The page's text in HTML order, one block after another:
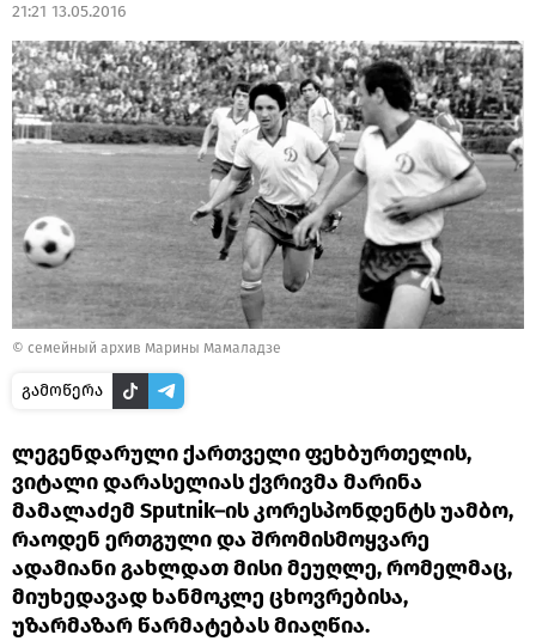
21:21 13.05.2016
© семейный архив Марины Мамаладзе
გამოწერა
ლეგენდარული ქართველი ფეხბურთელის,
ვიტალი დარასელიას ქვრივმა მარინა
მამალაძემ Sputnik–ის კორესპონდენტს უამბო,
რაოდენ ერთგული და შრომისმოყვარე
ადამიანი გახლდათ მისი მეუღლე, რომელმაც,
მიუხედავად ხანმოკლე ცხოვრებისა,
უზარმაზარ წარმატებას მიაღწია.